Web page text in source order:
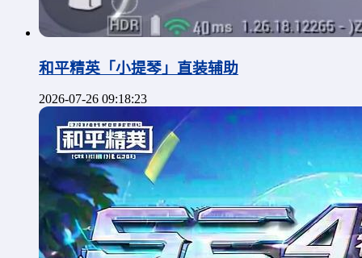
和平精英「小提琴」直装辅助
2026-07-26 09:18:23